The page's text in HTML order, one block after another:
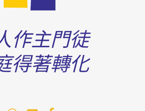
作主門徒
得著轉化